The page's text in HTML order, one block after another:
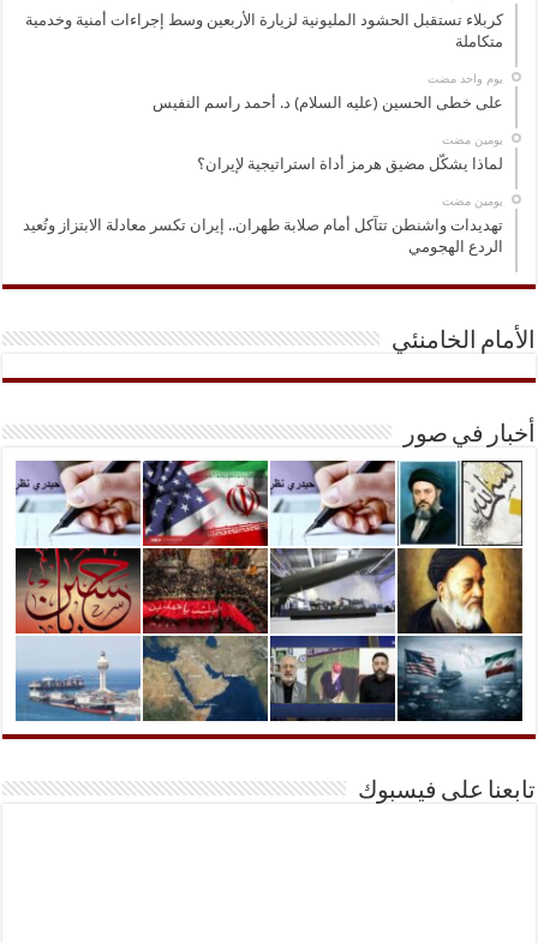
كربلاء تستقبل الحشود المليونية لزيارة الأربعين وسط إجراءات أمنية وخدمية
متكاملة
‏يوم واحد مضت
على خطى الحسين (عليه السلام) د. أحمد راسم النفيس
‏يومين مضت
لماذا يشكّل مضيق هرمز أداة استراتيجية لإيران؟
‏يومين مضت
تهديدات واشنطن تتآكل أمام صلابة طهران.. إيران تكسر معادلة الابتزاز وتُعيد
الردع الهجومي
الأمام الخامنئي
أخبار في صور
تابعنا على فيسبوك